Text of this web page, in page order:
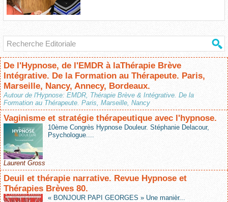
De l'Hypnose, de l'EMDR à laThérapie Brève
Intégrative. De la Formation au Thérapeute. Paris,
Marseille, Nancy, Annecy, Bordeaux.
Autour de l'Hypnose: EMDR, Thérapie Brève & Intégrative. De la
Formation au Thérapeute. Paris, Marseille, Nancy
Vaginisme et stratégie thérapeutique avec l'hypnose.
10ème Congrès Hypnose Douleur. Stéphanie Delacour,
Psychologue....
Laurent Gross
Deuil et thérapie narrative. Revue Hypnose et
Thérapies Brèves 80.
« BONJOUR PAPI GEORGES » Une manièr...